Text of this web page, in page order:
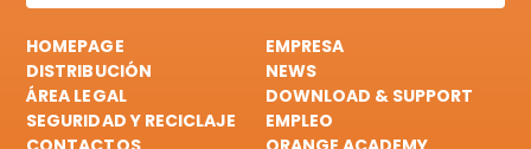
HOMEPAGE
EMPRESA
DISTRIBUCIÓN
NEWS
ÁREA LEGAL
DOWNLOAD & SUPPORT
SEGURIDAD Y RECICLAJE
EMPLEO